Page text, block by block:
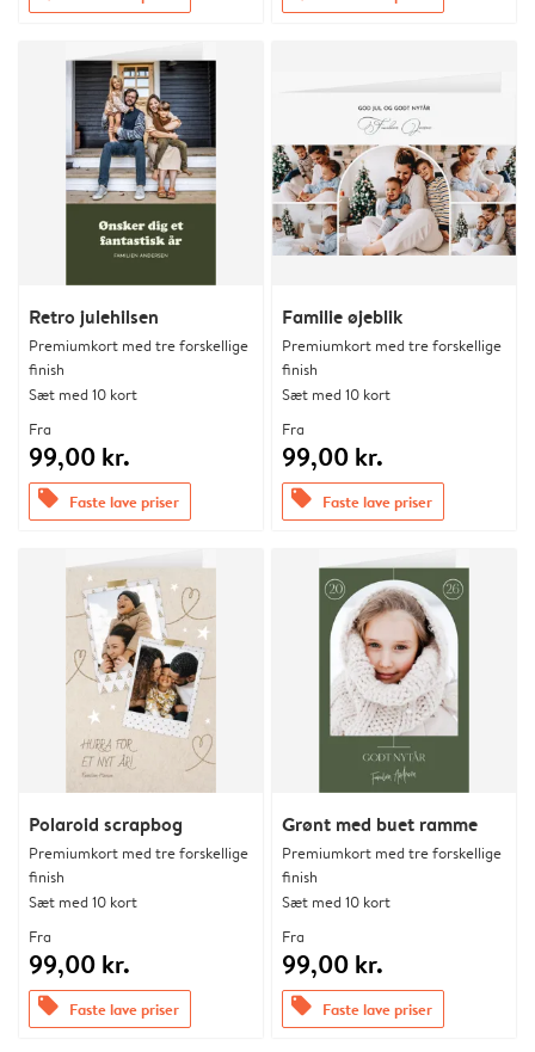
Retro julehilsen
Premiumkort med tre forskellige
finish
Sæt med 10 kort
Fra
99,00 kr.
offers Faste lave priser
Familie øjeblik
Premiumkort med tre forskellige
finish
Sæt med 10 kort
Fra
99,00 kr.
offers Faste lave priser
Polaroid scrapbog
Premiumkort med tre forskellige
finish
Sæt med 10 kort
Fra
99,00 kr.
offers Faste lave priser
Grønt med buet ramme
Premiumkort med tre forskellige
finish
Sæt med 10 kort
Fra
99,00 kr.
offers Faste lave priser